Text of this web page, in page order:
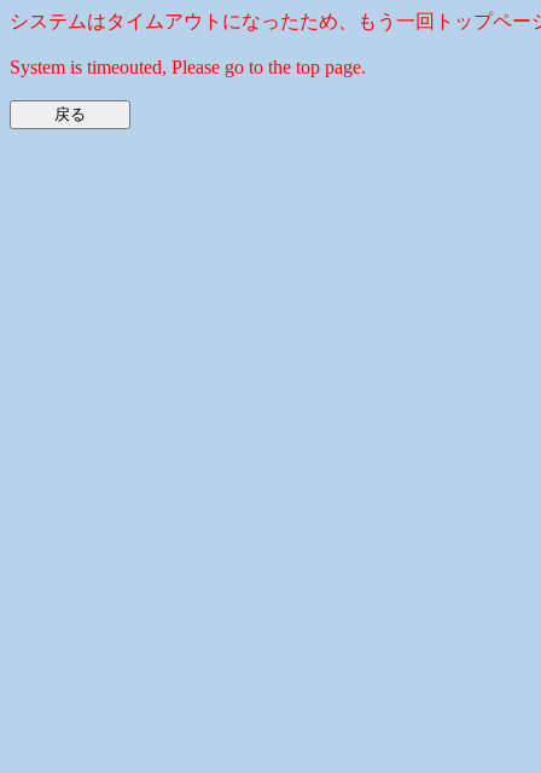
システムはタイムアウトになったため、もう一回トップペー
System is timeouted, Please go to the top page.